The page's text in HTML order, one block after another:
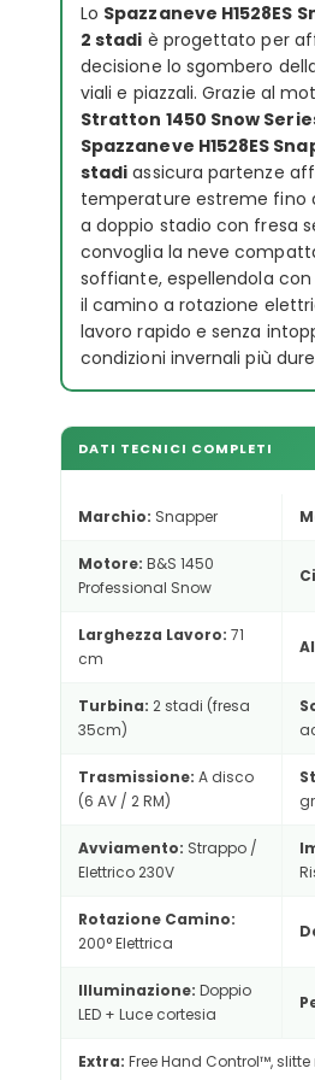
Lo Spazzaneve H1528ES
2 stadi è progettato per
decisione lo sgombero
viali e piazzali. Grazie al
Stratton 1450 Snow
Spazzaneve H1528ES
stadi assicura partenze
temperature estreme fino
a doppio stadio con fresa
convoglia la neve
soffiante, espellendola
il camino a rotazione
lavoro rapido e senza
condizioni invernali più
DATI TECNICI COMPLETI
Marchio: Snapper
Motore: B&S 1450
Professional Snow
Larghezza Lavoro: 71
cm
Turbina: 2 stadi (fresa
35cm)
Trasmissione: A disco
(6 AV / 2 RM)
Avviamento: Strappo /
Elettrico 230V
Rotazione Camino:
200° Elettrica
Illuminazione: Doppio
LED + Luce cortesia
Extra: Free Hand Control™, slitte